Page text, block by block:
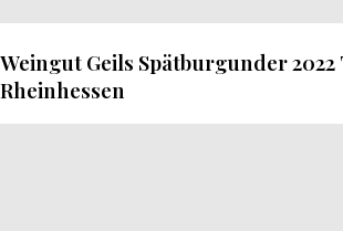
Weingut Geils Spätburgunder
Rheinhessen